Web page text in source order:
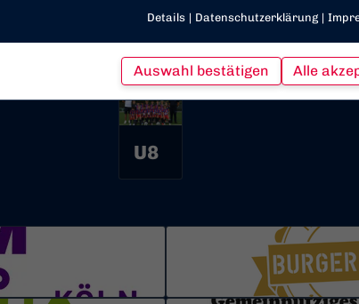
Details | Datenschutzerklärung |
Auswahl bestätigen Alle
U11
U8